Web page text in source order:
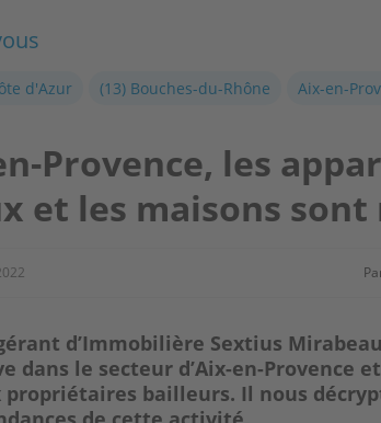
d'Azur (13) Bouches-du-Rhône Aix-en-
Provence, les
et les maisons sont
d’Immobilière Sextius
dans le secteur d’Aix-en-Provence
propriétaires bailleurs. Il nous